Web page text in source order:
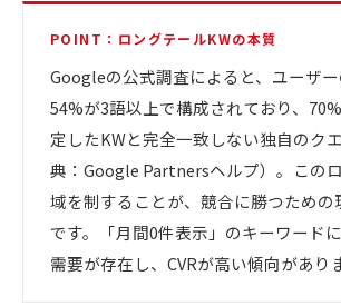
POINT：ロングテールKWの本質
Googleの公式調査によると、ユーザ
54%が3語以上で構成されており、
定したKWと完全一致しない独自のク
典：Google Partnersヘルプ）。この
域を制することが、競合に勝つための
です。「月間0件表示」のキーワード
需要が存在し、CVRが高い傾向があり